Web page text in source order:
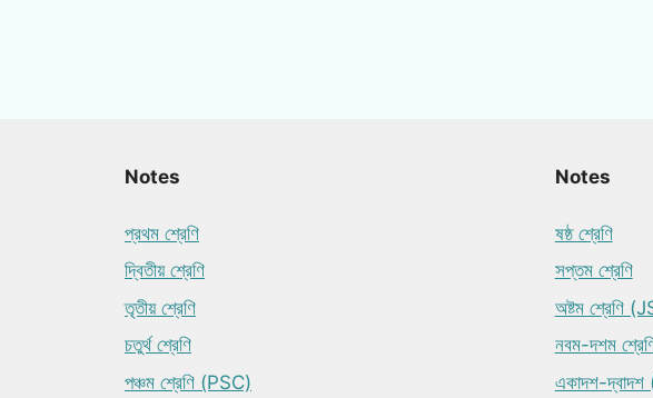
Notes
প্রথম শ্রেণি
দ্বিতীয় শ্রেণি
তৃতীয় শ্রেণি
চতুর্থ শ্রেণি
পঞ্চম শ্রেণি (PSC)
Notes
ষষ্ঠ শ্রেণি
সপ্তম শ্রেণি
অষ্টম শ্রেণি
নবম-দশম
একাদশ-